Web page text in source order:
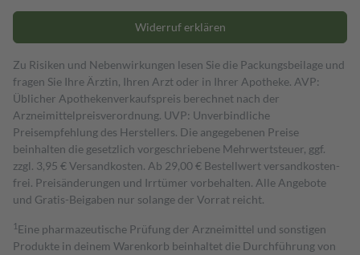
Widerruf erklären
Zu Risiken und Nebenwirkungen lesen Sie die Packungsbeilage und
fragen Sie Ihre Ärztin, Ihren Arzt oder in Ihrer Apotheke. AVP:
Üblicher Apothekenverkaufspreis berechnet nach der
Arzneimittelpreisverordnung. UVP: Unverbindliche
Preisempfehlung des Herstellers. Die angegebenen Preise
beinhalten die gesetzlich vorgeschriebene Mehrwertsteuer, ggf.
zzgl. 3,95 € Versandkosten. Ab 29,00 € Bestell­wert versand­kosten­
frei. Preisänderungen und Irrtümer vorbehalten. Alle Angebote
und Gratis-Beigaben nur solange der Vorrat reicht.
1 Eine pharmazeutische Prüfung der Arzneimittel und sonstigen
Produkte in deinem Warenkorb beinhaltet die Durchführung von